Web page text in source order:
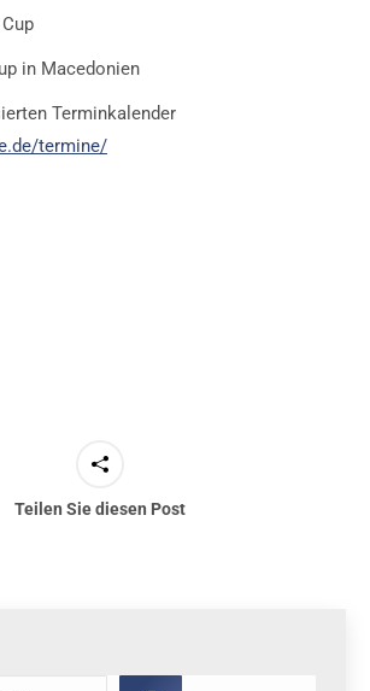
in Macedonien
Terminkalender
termine/
Teilen Sie diesen Post